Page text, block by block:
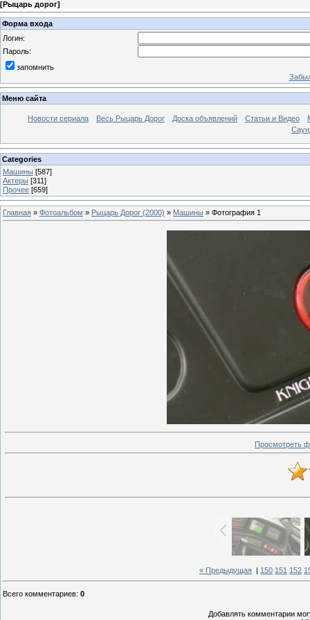
[Рыцарь дорог]
Форма входа
Логин:
Пароль:
запомнить
Меню сайта
Новости сериала Весь Рыцарь Дорог Доска объявлений Статьи и Видео
Categories
Машины [587]
Актеры [311]
Прочее [659]
Главная » Фотоальбом » Рыцарь Дорог (2000) » Машины » Фотография 1
Просмотреть
« Предыдущая 150 151 152
Всего комментариев: 0
Добавлять комментарии